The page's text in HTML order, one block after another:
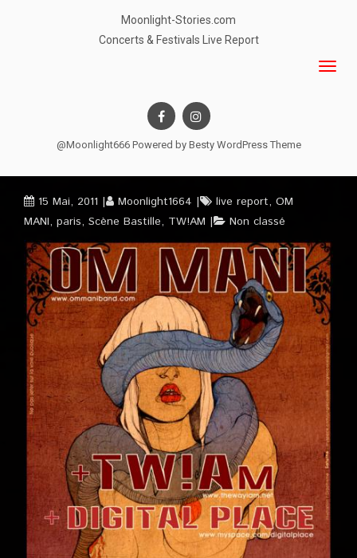
Moonlight-Stories.com
Concerts & Festivals Live Report
@Moonlight666 Powered by Besty WordPress Theme
15 Mai, 2011 Moonlight1664 live report, OM
MANI, paris, Scène Bastille, TW!AM Non classé